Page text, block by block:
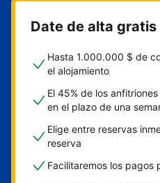
Date de alta gratis
Hasta 1.000.000 $ de
el alojamiento
El 45% de los
en el plazo de una
Elige entre reservas
reserva
Facilitaremos los pagos